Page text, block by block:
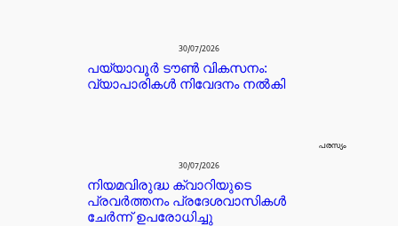
30/07/2026
പയ്യാവൂർ ടൗൺ വികസനം:
വ്യാപാരികൾ നിവേദനം നൽകി
പരസ്യം
30/07/2026
നിയമവിരുദ്ധ ക്വാറിയുടെ
പ്രവർത്തനം പ്രദേശവാസികൾ
ചേർന്ന് ഉപരോധിച്ചു